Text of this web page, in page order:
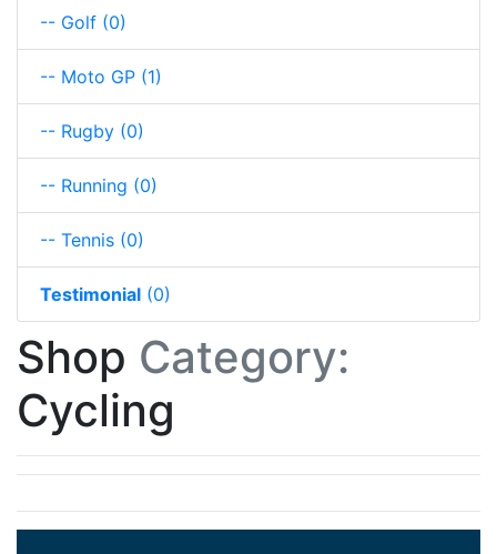
Shop Category:
Cycling
-- Golf (0)
-- Moto GP (1)
-- Rugby (0)
-- Running (0)
-- Tennis (0)
Testimonial (0)